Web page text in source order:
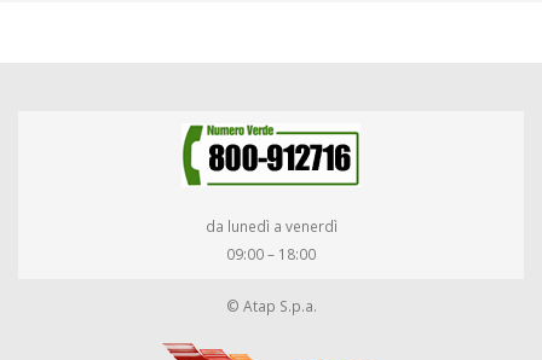
da lunedì a venerdì
09:00 – 18:00
© Atap S.p.a.